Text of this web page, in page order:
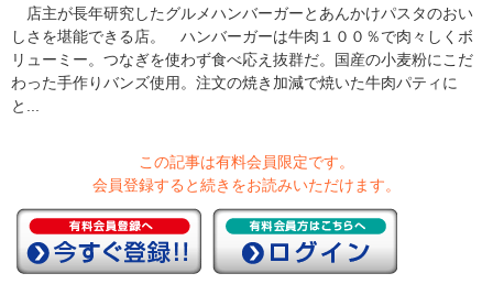
店主が長年研究したグルメハンバーガーとあんかけパスタのおい
しさを堪能できる店。 ハンバーガーは牛肉１００％で肉々しくボ
リューミー。つなぎを使わず食べ応え抜群だ。国産の小麦粉にこだ
わった手作りバンズ使用。注文の焼き加減で焼いた牛肉パティに
と...
この記事は有料会員限定です。
会員登録すると続きをお読みいただけます。